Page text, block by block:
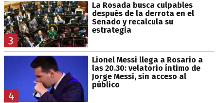
3
La Rosada busca culpables
después de la derrota en el
Senado y recalcula su
estrategia
4
Lionel Messi llega a Rosario a
las 20.30: velatorio íntimo de
Jorge Messi, sin acceso al
público